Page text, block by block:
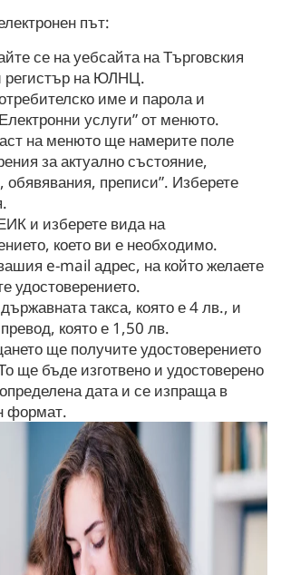
път:
се на уебсайта на Търговския
регистър на ЮЛНЦ.
име и парола и
услуги” от менюто.
на менюто ще намерите поле
за актуално състояние,
обявявания, преписи”. Изберете
и изберете вида на
което ви е необходимо.
e-mail адрес, на който желаете
удостоверението.
такса, която е 4 лв., и
която е 1,50 лв.
ще получите удостоверението
ще бъде изготвено и удостоверено
дата и се изпраща в
формат.